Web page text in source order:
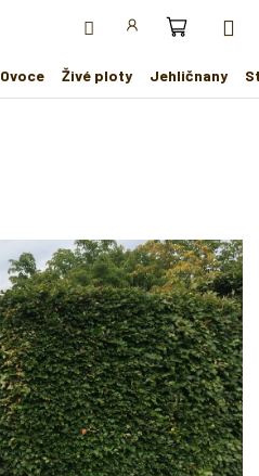
Ovoce Živé ploty Jehličnany